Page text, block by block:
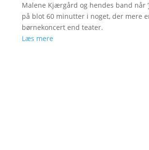
Malene Kjærgård og hendes band når
på blot 60 minutter i noget, der mere
børnekoncert end teater.
Læs mere